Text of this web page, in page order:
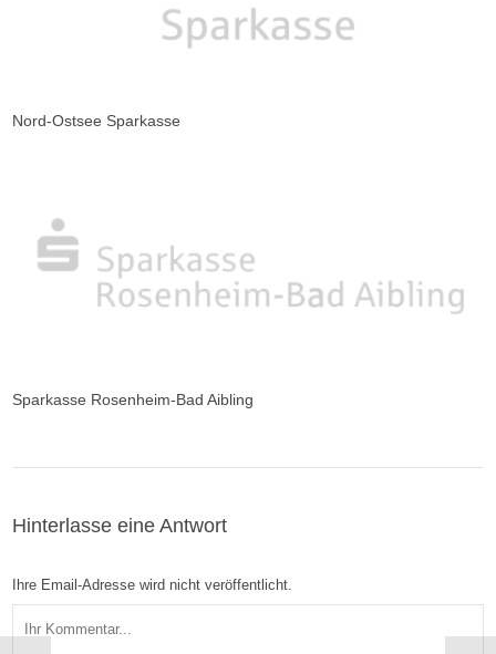
Nord-Ostsee Sparkasse
Sparkasse Rosenheim-Bad Aibling
Hinterlasse eine Antwort
Ihre Email-Adresse wird nicht veröffentlicht.